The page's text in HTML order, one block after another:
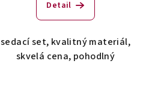
Detail
sedací set, kvalitný materiál,
skvelá cena, pohodlný